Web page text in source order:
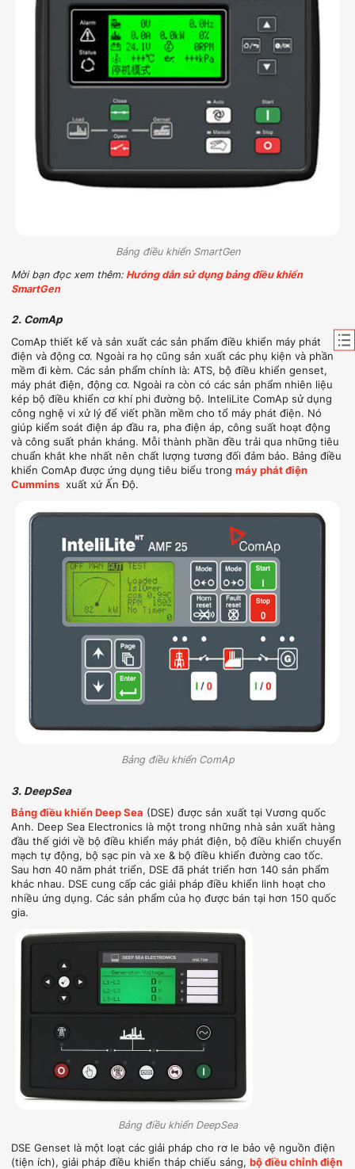
Bảng điều khiển SmartGen
Mời bạn đọc xem thêm: Hướng dẫn sử dụng bảng điều khiển
SmartGen
2. ComAp
ComAp thiết kế và sản xuất các sản phẩm điều khiển máy phát
điện và động cơ. Ngoài ra họ cũng sản xuất các phụ kiện và phần
mềm đi kèm. Các sản phẩm chính là: ATS, bộ điều khiển genset,
máy phát điện, động cơ. Ngoài ra còn có các sản phẩm nhiên liệu
kép bộ điều khiển cơ khí phi đường bộ. InteliLite ComAp sử dụng
công nghệ vi xử lý để viết phần mềm cho tổ máy phát điện. Nó
giúp kiểm soát điện áp đầu ra, pha điện áp, công suất hoạt động
và công suất phản kháng. Mỗi thành phần đều trải qua những tiêu
chuẩn khắt khe nhất nên chất lượng tương đối đảm bảo. Bảng điều
khiển ComAp được ứng dụng tiêu biểu trongmáy phát điện
Cummins xuất xứ Ấn Độ.
Bảng điều khiển ComAp
3. DeepSea
Bảng điều khiển Deep Sea (DSE) được sản xuất tại Vương quốc
Anh. Deep Sea Electronics là một trong những nhà sản xuất hàng
đầu thế giới về bộ điều khiển máy phát điện, bộ điều khiển chuyển
mạch tự động, bộ sạc pin và xe & bộ điều khiển đường cao tốc.
Sau hơn 40 năm phát triển, DSE đã phát triển hơn 140 sản phẩm
khác nhau. DSE cung cấp các giải pháp điều khiển linh hoạt cho
nhiều ứng dụng. Các sản phẩm của họ được bán tại hơn 150 quốc
gia.
Bảng điều khiển DeepSea
DSE Genset là một loạt các giải pháp cho rơ le bảo vệ nguồn điện
(tiện ích), giải pháp điều khiển tháp chiếu sáng, bộ điều chỉnh điện